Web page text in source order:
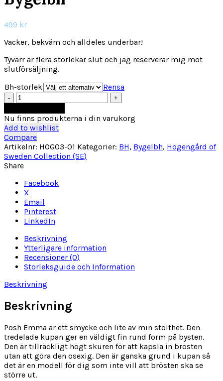
499 kr
Vacker, bekväm och alldeles underbar!
Tyvärr är flera storlekar slut och jag reserverar mig mot
slutförsäljning.
Bh-storlek
Rensa
Hogengård
Posh
Emma
Bygelbh
mängd
Nu finns produkterna i din varukorg
Add to wishlist
Compare
Artikelnr: HOG03-01 Kategorier: BH, Bygelbh, Hogengård of
Sweden Collection (SE)
Share
Facebook
X
Email
Pinterest
LinkedIn
Beskrivning
Ytterligare information
Recensioner (0)
Storleksguide och Information
Beskrivning
Beskrivning
Posh Emma är ett smycke och lite av min stolthet. Den
tredelade kupan ger en väldigt fin rund form på bysten.
Den är tillräckligt högt skuren för att kapsla in brösten
utan att göra den osexig. Den är ganska grund i kupan så
det är en modell för dig som inte vill att brösten ska se
större ut.